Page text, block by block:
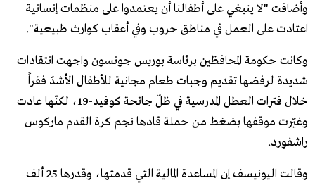
وأضافت "لا ينبغي على أطفالنا أن يعتمدوا على منظمات إنسانية
اعتادت على العمل في مناطق حروب وفي أعقاب كوارث طبيعية".
وكانت حكومة المحافظين برئاسة بوريس جونسون واجهت انتقادات
شديدة لرفضها تقديم وجبات طعام مجانية للأطفال الأشدّ فقراً
خلال فترات العطل المدرسية في ظلّ جائحة كوفيد-19، لكنّها عادت
وغيّرت موقفها بضغط من حملة قادها نجم كرة القدم ماركوس
راشفورد.
وقالت اليونيسف إن المساعدة المالية التي قدمتها، وقدرها 25 ألف